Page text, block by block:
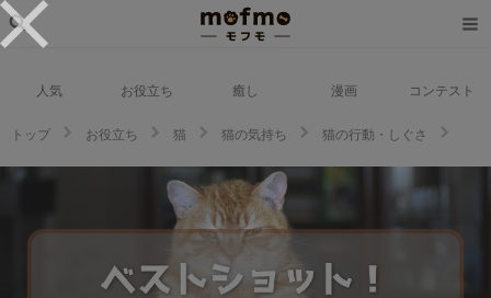
人気 お役立ち 癒し 漫画 コンテスト
トップ お役立ち 猫 猫の気持ち
猫の行動・しぐさ